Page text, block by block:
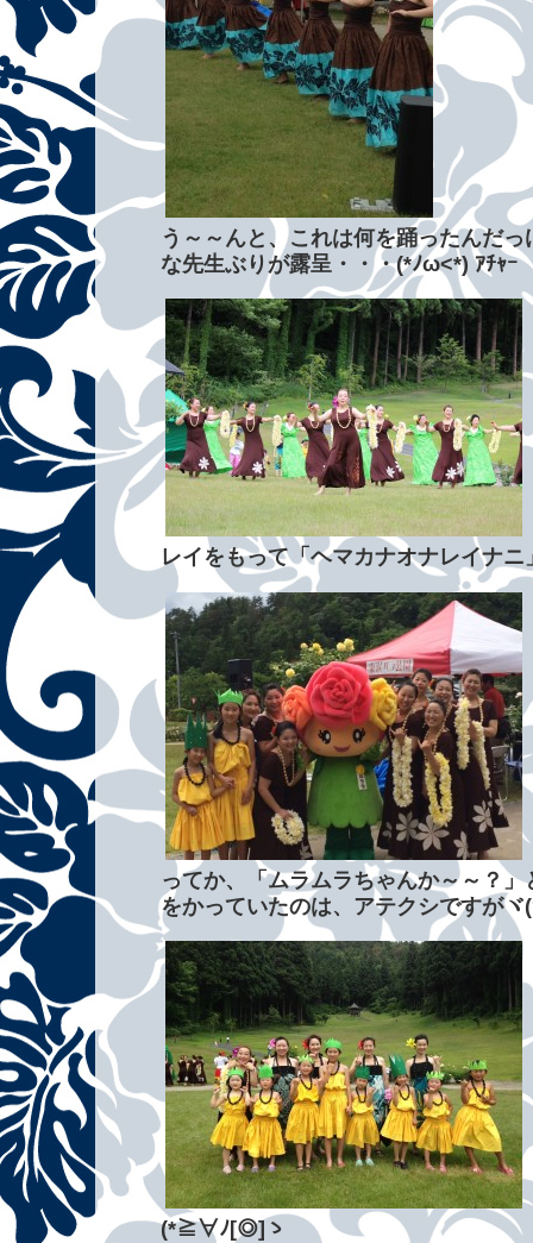
う～～んと、これは何を踊ったんだ
な先生ぶりが露呈・・・(*ﾉω<*) ｱﾁｬｰ
レイをもって「ヘマカナオナレイナニ
ってか、「ムラムラちゃんか～～？
をかっていたのは、アテクシですがヾ
(*≧∀ﾉ[◎]ゝ